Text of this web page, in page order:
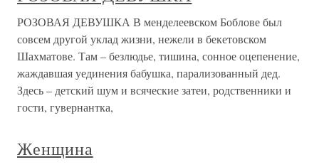
РОЗОВАЯ ДЕВУШКА В менделеевском Боблове был
совсем другой уклад жизни, нежели в бекетовском
Шахматове. Там – безлюдье, тишина, сонное оцепенение,
жаждавшая уединения бабушка, парализованный дед.
Здесь – детский шум и всяческие затеи, родственники и
гости, гувернантка,
Женщина